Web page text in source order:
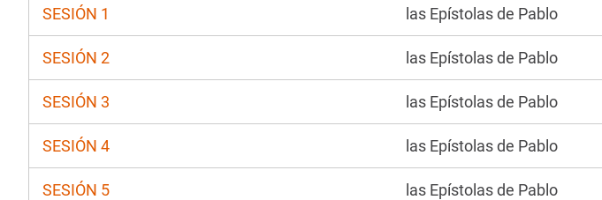
SESIÓN 1 las Epístolas de Pablo
SESIÓN 2 las Epístolas de Pablo
SESIÓN 3 las Epístolas de Pablo
SESIÓN 4 las Epístolas de Pablo
SESIÓN 5 las Epístolas de Pablo